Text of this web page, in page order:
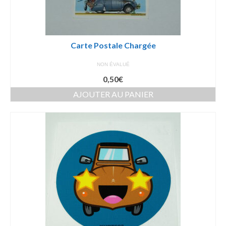
Carte Postale Chargée
NON ÉVALUÉ
0,50€
AJOUTER AU PANIER